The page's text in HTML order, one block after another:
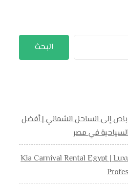
البحث
باص إلى الساحل الشمالي | أفضل
في مصر
Kia Carnival Rental Egypt |